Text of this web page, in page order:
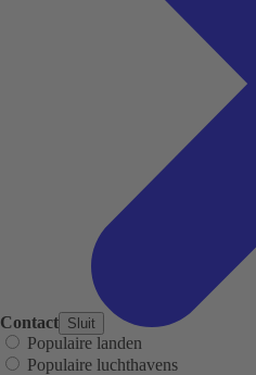
Contact Sluit
Populaire landen
Populaire luchthavens